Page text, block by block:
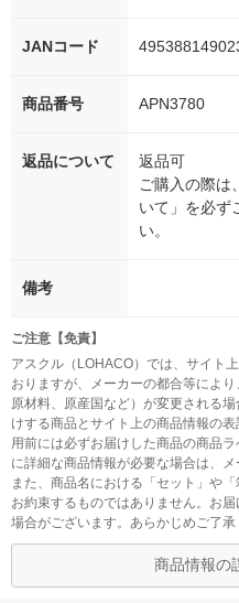
JANコード
商品番号 APN3780
返品について
返品可
ご購入の際は
いて」を必ず
い。
備考
ご注意【免責】
アスクル（LOHACO）では、サイト
おりますが、メーカーの都合等によ
原材料、原産国など）が変更される
けする商品とサイト上の商品情報の
用前には必ずお届けした商品の商品
に詳細な商品情報が必要な場合は、
また、商品名における「セット」や
お約束するものではありません。お
場合がございます。あらかじめご了承
商品情報の